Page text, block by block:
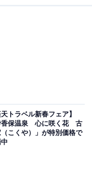
温泉旅館 大池ホテ
。
天トラベル新春フェア】
香保温泉 心に咲く花 古
こくや）」が特別価格で